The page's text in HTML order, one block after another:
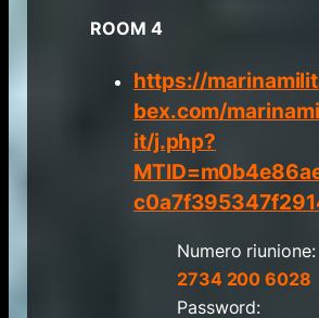
ROOM 4
https://
bex.com/
it/j.php?
Numero riunione:
2734 200 6028
Password: